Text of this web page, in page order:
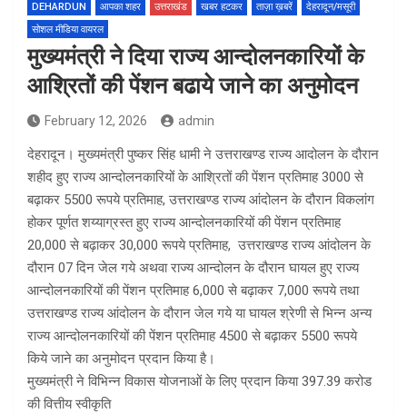
DEHARDUN आपका शहर उत्तराखंड खबर हटकर ताज़ा ख़बरें
देहरादून/मसूरी
सोशल मीडिया वायरल
मुख्यमंत्री ने दिया राज्य आन्दोलनकारियों के
आश्रितों की पेंशन बढाये जाने का अनुमोदन
February 12, 2026 admin
देहरादून। मुख्यमंत्री पुष्कर सिंह धामी ने उत्तराखण्ड राज्य आदोलन के दौरान
शहीद हुए राज्य आन्दोलनकारियों के आश्रितों की पेंशन प्रतिमाह 3000 से
बढ़ाकर 5500 रूपये प्रतिमाह, उत्तराखण्ड राज्य आंदोलन के दौरान विकलांग
होकर पूर्णत शय्याग्रस्त हुए राज्य आन्दोलनकारियों की पेंशन प्रतिमाह
20,000 से बढ़ाकर 30,000 रूपये प्रतिमाह, उत्तराखण्ड राज्य आंदोलन के
दौरान 07 दिन जेल गये अथवा राज्य आन्दोलन के दौरान घायल हुए राज्य
आन्दोलनकारियों की पेंशन प्रतिमाह 6,000 से बढ़ाकर 7,000 रूपये तथा
उत्तराखण्ड राज्य आंदोलन के दौरान जेल गये या घायल श्रेणी से भिन्न अन्य
राज्य आन्दोलनकारियों की पेंशन प्रतिमाह 4500 से बढ़ाकर 5500 रूपये
किये जाने का अनुमोदन प्रदान किया है।
मुख्यमंत्री ने विभिन्न विकास योजनाओं के लिए प्रदान किया 397.39 करोड
की वित्तीय स्वीकृति